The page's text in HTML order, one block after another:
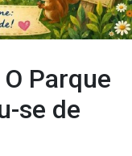
Parque
se de